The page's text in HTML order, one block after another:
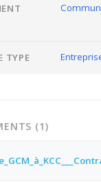
TYPE
(1)